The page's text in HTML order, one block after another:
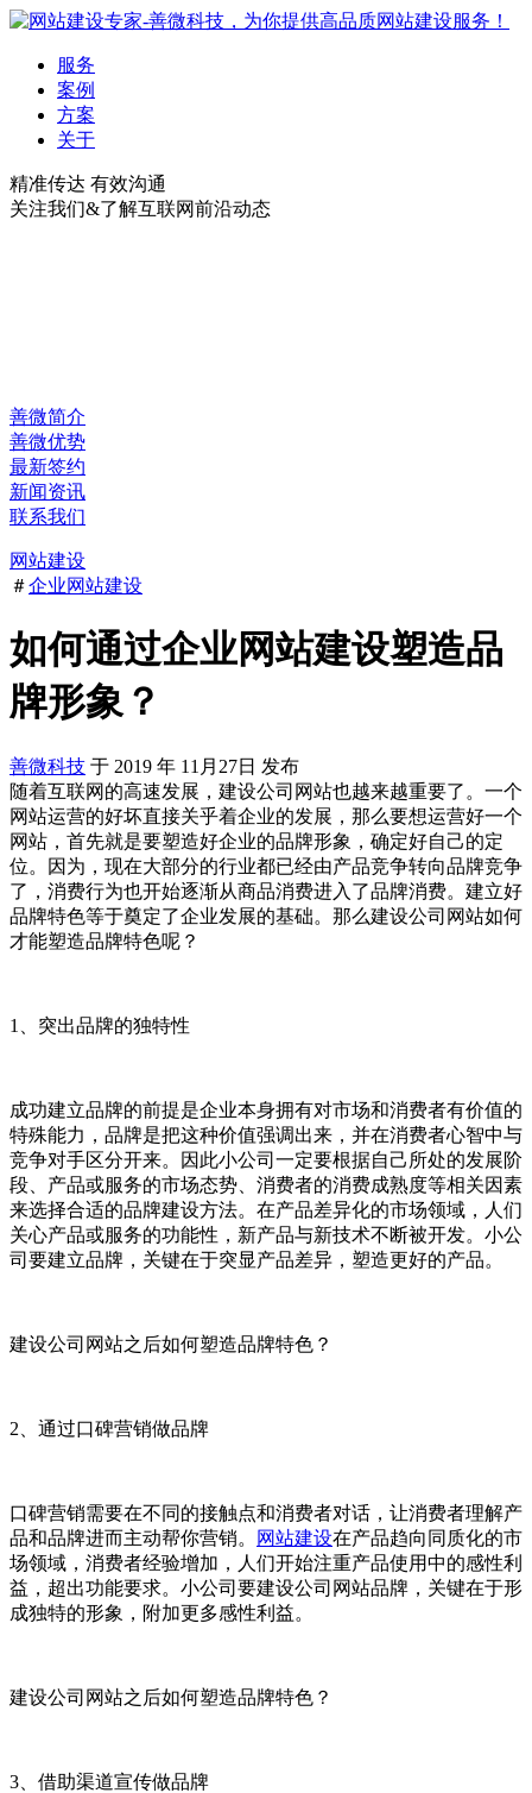
服务
案例
方案
关于
精准传达 有效沟通
关注我们&了解互联网前沿动态
善微简介
善微优势
最新签约
新闻资讯
联系我们
网站建设
＃企业网站建设
如何通过企业网站建设塑造品
牌形象？
善微科技 于 2019 年 11月27日 发布
随着互联网的高速发展，建设公司网站也越来越重要了。一个
网站运营的好坏直接关乎着企业的发展，那么要想运营好一个
网站，首先就是要塑造好企业的品牌形象，确定好自己的定
位。因为，现在大部分的行业都已经由产品竞争转向品牌竞争
了，消费行为也开始逐渐从商品消费进入了品牌消费。建立好
品牌特色等于奠定了企业发展的基础。那么建设公司网站如何
才能塑造品牌特色呢？
1、突出品牌的独特性
成功建立品牌的前提是企业本身拥有对市场和消费者有价值的
特殊能力，品牌是把这种价值强调出来，并在消费者心智中与
竞争对手区分开来。因此小公司一定要根据自己所处的发展阶
段、产品或服务的市场态势、消费者的消费成熟度等相关因素
来选择合适的品牌建设方法。在产品差异化的市场领域，人们
关心产品或服务的功能性，新产品与新技术不断被开发。小公
司要建立品牌，关键在于突显产品差异，塑造更好的产品。
建设公司网站之后如何塑造品牌特色？
2、通过口碑营销做品牌
口碑营销需要在不同的接触点和消费者对话，让消费者理解产
品和品牌进而主动帮你营销。
网站建设在产品趋向同质化的市
场领域，消费者经验增加，人们开始注重产品使用中的感性利
益，超出功能要求。小公司要建设公司网站品牌，关键在于形
成独特的形象，附加更多感性利益。
建设公司网站之后如何塑造品牌特色？
3、借助渠道宣传做品牌